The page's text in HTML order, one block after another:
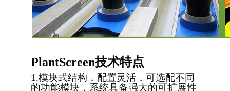
PlantScreen技术特点
1.模块式结构，配置灵活，可选配不同
的功能模块，系统具备强大的可扩展性